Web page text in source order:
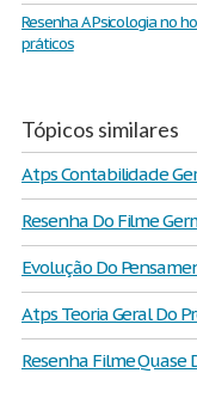
Resenha A Psicologia no
práticos
Tópicos similares
Atps Contabilidade
Resenha Do Filme
Evolução Do
Atps Teoria Geral Do
Resenha Filme Quase